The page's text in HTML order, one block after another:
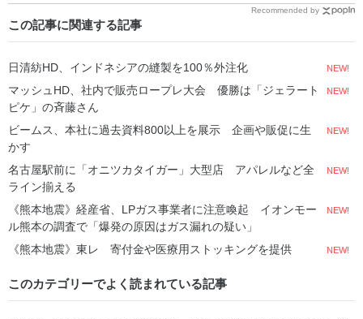
Recommended by
この記事に関連する記事
日清紡HD、インドネシアの縫製を100％外注化 NEW!
マッシュHD、社内で販売ロープレ大会 優勝は「ジェラート
ピケ」の斉藤さん
NEW!
ビームス、本社に過去資料800以上を展示 企画や販促に生
かす
NEW!
名古屋駅前に「オニツカタイガー」大型店 アパレルなど全
ライン揃える
NEW!
《熊本地震》経産省、LPガス事業者に注意喚起 イオンモー
ル熊本の調査で「爆発の原因はガス漏れの疑い」
NEW!
《熊本地震》東レ 寄付金や医療用ストッキングを提供 NEW!
このカテゴリーでよく読まれている記事